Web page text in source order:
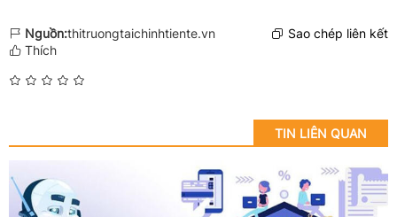
Nguồn:thitruongtaichinhtiente.vn
Sao chép liên kết
Thích
TIN LIÊN QUAN